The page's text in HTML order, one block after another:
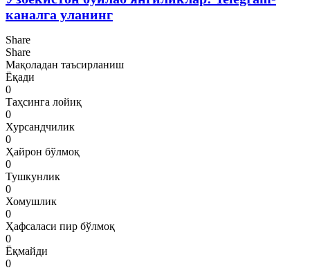
каналга уланинг
Share
Share
Мақоладан таъсирланиш
Ёқади
0
Таҳсинга лойиқ
0
Хурсандчилик
0
Ҳайрон бўлмоқ
0
Тушкунлик
0
Хомушлик
0
Ҳафсаласи пир бўлмоқ
0
Ёқмайди
0